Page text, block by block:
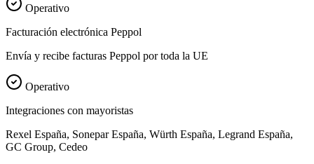
Operativo
Facturación electrónica Peppol
Envía y recibe facturas Peppol por toda la UE
Operativo
Integraciones con mayoristas
Rexel España, Sonepar España, Würth España, Legrand España,
GC Group, Cedeo